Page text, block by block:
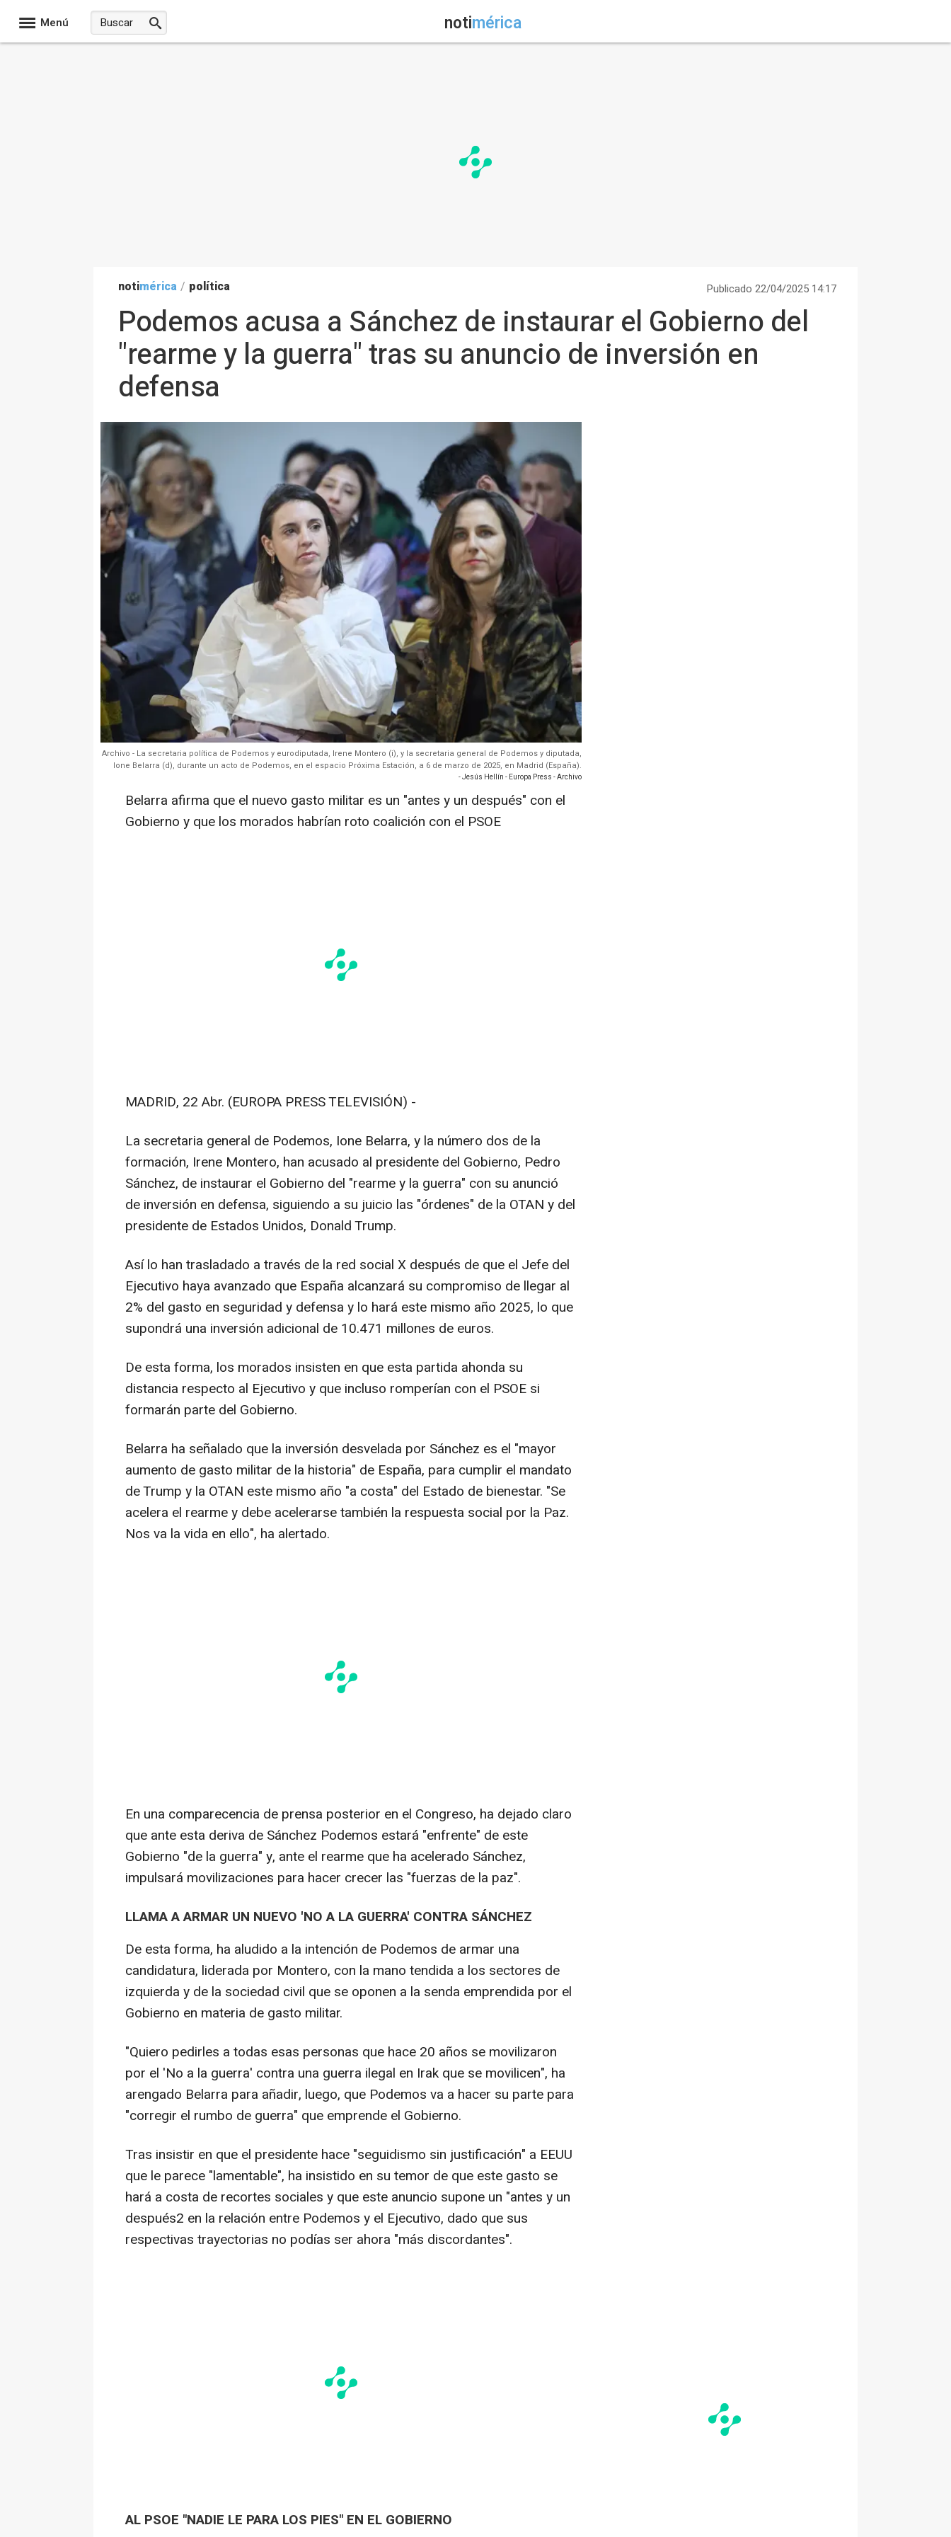
Menú notimérica
notimérica / política Publicado 22/04/2025 14:17
Podemos acusa a Sánchez de instaurar el Gobierno del
"rearme y la guerra" tras su anuncio de inversión en
defensa
Archivo - La secretaria política de Podemos y eurodiputada, Irene Montero (i), y la secretaria general de Podemos y diputada,
Ione Belarra (d), durante un acto de Podemos, en el espacio Próxima Estación, a 6 de marzo de 2025, en Madrid (España).
- Jesús Hellín - Europa Press - Archivo
Belarra afirma que el nuevo gasto militar es un "antes y un después" con el
Gobierno y que los morados habrían roto coalición con el PSOE
MADRID, 22 Abr. (EUROPA PRESS TELEVISIÓN) -
La secretaria general de Podemos, Ione Belarra, y la número dos de la
formación, Irene Montero, han acusado al presidente del Gobierno, Pedro
Sánchez, de instaurar el Gobierno del "rearme y la guerra" con su anunció
de inversión en defensa, siguiendo a su juicio las "órdenes" de la OTAN y del
presidente de Estados Unidos, Donald Trump.
Así lo han trasladado a través de la red social X después de que el Jefe del
Ejecutivo haya avanzado que España alcanzará su compromiso de llegar al
2% del gasto en seguridad y defensa y lo hará este mismo año 2025, lo que
supondrá una inversión adicional de 10.471 millones de euros.
De esta forma, los morados insisten en que esta partida ahonda su
distancia respecto al Ejecutivo y que incluso romperían con el PSOE si
formarán parte del Gobierno.
Belarra ha señalado que la inversión desvelada por Sánchez es el "mayor
aumento de gasto militar de la historia" de España, para cumplir el mandato
de Trump y la OTAN este mismo año "a costa" del Estado de bienestar. "Se
acelera el rearme y debe acelerarse también la respuesta social por la Paz.
Nos va la vida en ello", ha alertado.
En una comparecencia de prensa posterior en el Congreso, ha dejado claro
que ante esta deriva de Sánchez Podemos estará "enfrente" de este
Gobierno "de la guerra" y, ante el rearme que ha acelerado Sánchez,
impulsará movilizaciones para hacer crecer las "fuerzas de la paz".
LLAMA A ARMAR UN NUEVO 'NO A LA GUERRA' CONTRA SÁNCHEZ
De esta forma, ha aludido a la intención de Podemos de armar una
candidatura, liderada por Montero, con la mano tendida a los sectores de
izquierda y de la sociedad civil que se oponen a la senda emprendida por el
Gobierno en materia de gasto militar.
"Quiero pedirles a todas esas personas que hace 20 años se movilizaron
por el 'No a la guerra' contra una guerra ilegal en Irak que se movilicen", ha
arengado Belarra para añadir, luego, que Podemos va a hacer su parte para
"corregir el rumbo de guerra" que emprende el Gobierno.
Tras insistir en que el presidente hace "seguidismo sin justificación" a EEUU
que le parece "lamentable", ha insistido en su temor de que este gasto se
hará a costa de recortes sociales y que este anuncio supone un "antes y un
después2 en la relación entre Podemos y el Ejecutivo, dado que sus
respectivas trayectorias no podías ser ahora "más discordantes".
AL PSOE "NADIE LE PARA LOS PIES" EN EL GOBIERNO